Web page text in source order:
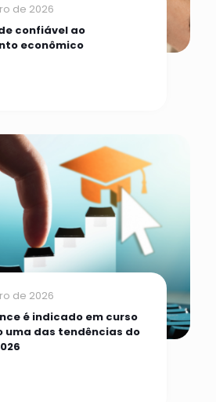
de 2026
confiável ao
econômico
de 2026
é indicado em curso
uma das tendências do